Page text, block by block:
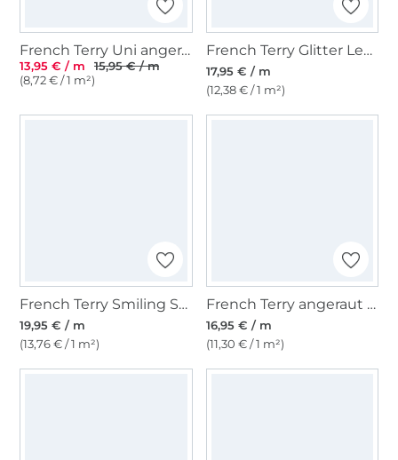
French Terry Uni angeraut, taubenblau
13,95 € / m
15,95 € / m
(8,72 € / 1 m²)
French Terry Glitter Leo, rosa
17,95 € / m
(12,38 € / 1 m²)
French Terry Smiling Sky, marine
19,95 € / m
(13,76 € / 1 m²)
French Terry angeraut Leopard, beige
16,95 € / m
(11,30 € / 1 m²)